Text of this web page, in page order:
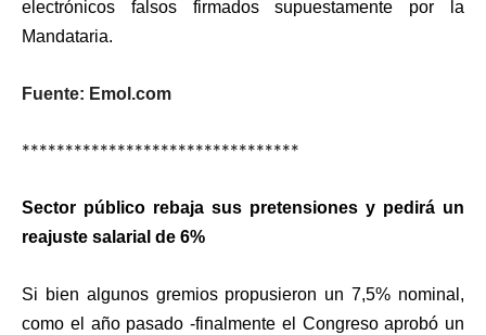
electrónicos falsos firmados supuestamente por la
Mandataria.
Fuente: Emol.com
********************************
Sector público rebaja sus pretensiones y pedirá un
reajuste salarial de 6%
Si bien algunos gremios propusieron un 7,5% nominal,
como el año pasado -finalmente el Congreso aprobó un